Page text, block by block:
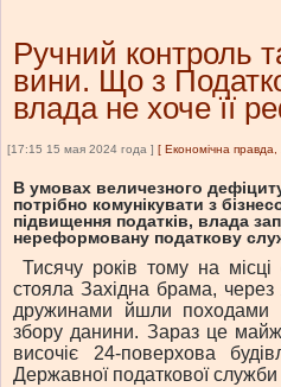
Ручний контроль
вини. Що з
влада не хоче її
[17:15 15 мая 2024 года ] [ Економічна
В умовах величезного
потрібно комунікувати з
підвищення податків, влада
нереформовану податкову
Тисячу років тому на місці
стояла Західна брама, через
дружинами йшли походами
збору данини. Зараз це
височіє 24-поверхова
Державної податкової